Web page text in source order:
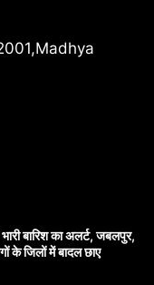
बारिश का अलर्ट, जबलपुर,
के जिलों में बादल छाए